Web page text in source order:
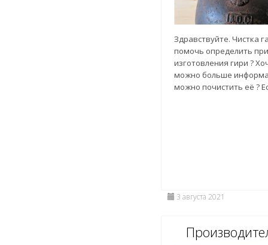
Здравствуйте. Чистка
помочь определить
изготовления гири ?
можно больше
можно почистить её ?
3 августа 2021